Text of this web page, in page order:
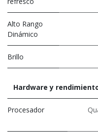
Alto Rango
Dinámico
Brillo
Hardware y
Procesador